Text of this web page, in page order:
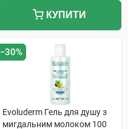
КУПИТИ
−30%
Evoluderm Гель для душу з
мигдальним молоком 100